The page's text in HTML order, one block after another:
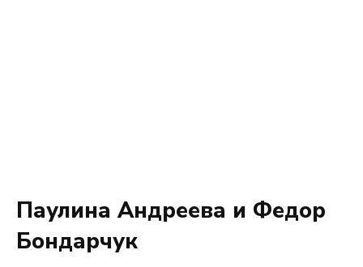
Паулина Андреева и Федор
Бондарчук